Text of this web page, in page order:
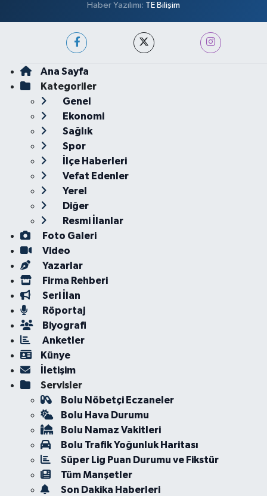
Haber Yazılımı: TE Bilişim
Ana Sayfa
Kategoriler
Genel
Ekonomi
Sağlık
Spor
İlçe Haberleri
Vefat Edenler
Yerel
Diğer
Resmi İlanlar
Foto Galeri
Video
Yazarlar
Firma Rehberi
Seri İlan
Röportaj
Biyografi
Anketler
Künye
İletişim
Servisler
Bolu Nöbetçi Eczaneler
Bolu Hava Durumu
Bolu Namaz Vakitleri
Bolu Trafik Yoğunluk Haritası
Süper Lig Puan Durumu ve Fikstür
Tüm Manşetler
Son Dakika Haberleri